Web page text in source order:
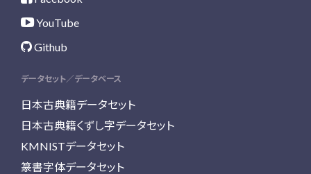
YouTube
Github
データセット／データベース
日本古典籍データセット
日本古典籍くずし字データセット
KMNISTデータセット
篆書字体データセット